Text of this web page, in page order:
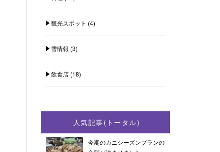
観光スポット (4)
雪情報 (3)
飲食店(18)
人気記事(トータル)
今期のカニシーズンプランの